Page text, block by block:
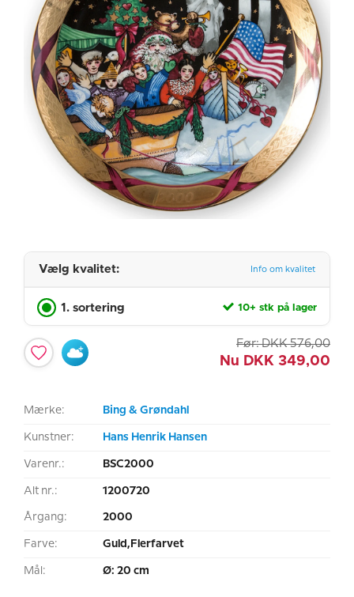
Vælg kvalitet: Info om kvalitet
1. sortering 10+ stk på lager
Før: DKK 576,00
Nu DKK 349,00
Mærke: Bing & Grøndahl
Kunstner: Hans Henrik Hansen
Varenr.: BSC2000
Alt nr.: 1200720
Årgang: 2000
Farve: Guld,Flerfarvet
Mål: Ø: 20 cm